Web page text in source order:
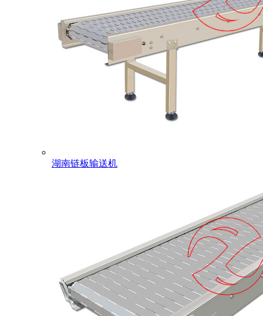
湖南链板输送机